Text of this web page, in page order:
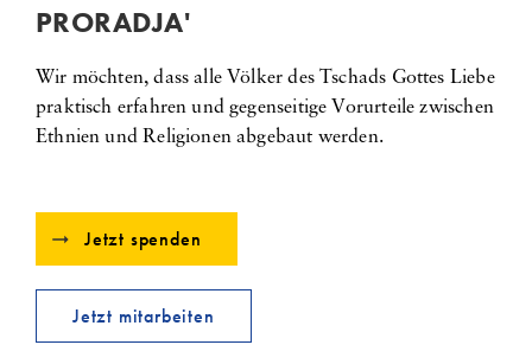
PRORADJA'
Wir möchten, dass alle Völker des Tschads Gottes Liebe
praktisch erfahren und gegenseitige Vorurteile zwischen
Ethnien und Religionen abgebaut werden.
Jetzt spenden
Jetzt mitarbeiten